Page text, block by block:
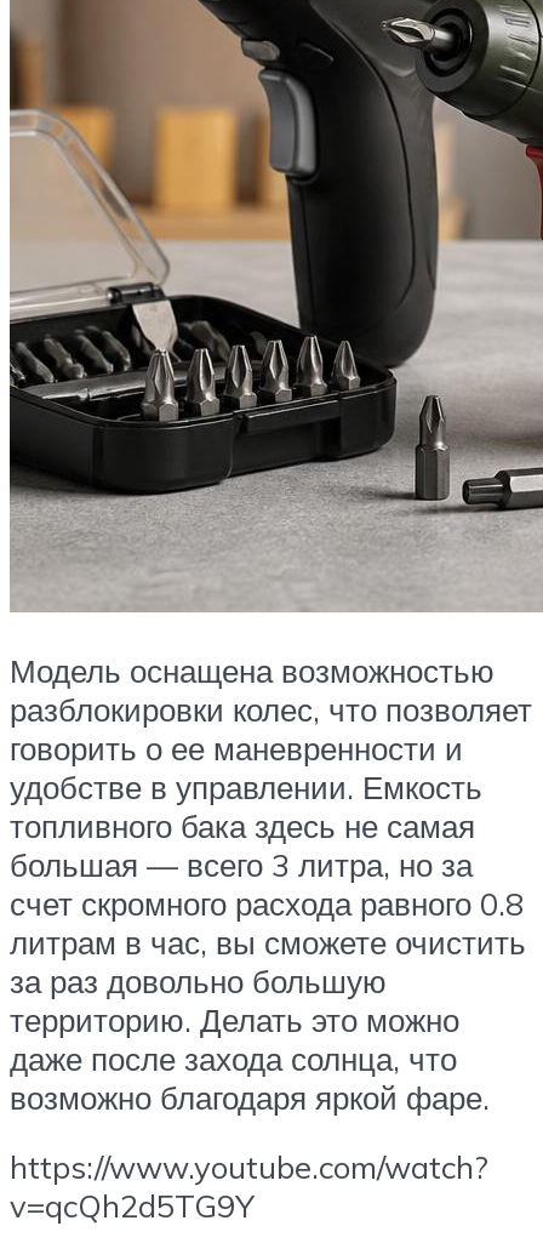
Модель оснащена возможностью
разблокировки колес, что позволяет
говорить о ее маневренности и
удобстве в управлении. Емкость
топливного бака здесь не самая
большая — всего 3 литра, но за
счет скромного расхода равного 0.8
литрам в час, вы сможете очистить
за раз довольно большую
территорию. Делать это можно
даже после захода солнца, что
возможно благодаря яркой фаре.
https://www.youtube.com/watch?
v=qcQh2d5TG9Y